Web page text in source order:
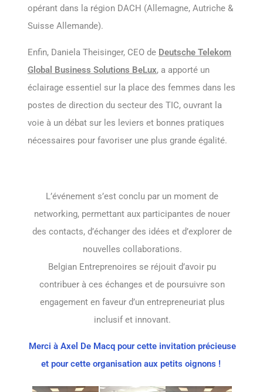
opérant dans la région DACH (Allemagne, Autriche &
Suisse Allemande).
Enfin, Daniela Theisinger, CEO de Deutsche Telekom
Global Business Solutions BeLux, a apporté un
éclairage essentiel sur la place des femmes dans les
postes de direction du secteur des TIC, ouvrant la
voie à un débat sur les leviers et bonnes pratiques
nécessaires pour favoriser une plus grande égalité.
L’événement s’est conclu par un moment de
networking, permettant aux participantes de nouer
des contacts, d’échanger des idées et d’explorer de
nouvelles collaborations.
Belgian Entreprenoires se réjouit d’avoir pu
contribuer à ces échanges et de poursuivre son
engagement en faveur d’un entrepreneuriat plus
inclusif et innovant.
Merci à Axel De Macq pour cette invitation précieuse
et pour cette organisation aux petits oignons !